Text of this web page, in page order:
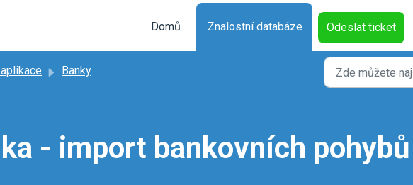
Domů Znalostní databáze Odeslat ticket
Banky
- import bankovních